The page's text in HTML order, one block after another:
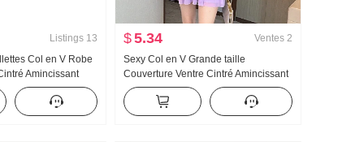
Listings 13
Col en V Robe
Amincissant
mi-longue Fête
$5.34 Ventes 2
Sexy Col en V Grande taille
Couverture Ventre Cintré Amincissant
Tulle Voler Manchon Grande
balançoire Robe